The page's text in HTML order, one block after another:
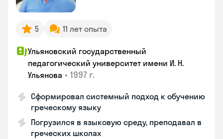
5 11 лет опыта
Ульяновский государственный
педагогический университет имени И. Н.
Ульянова • 1997 г.
Сформировал системный подход к обучению
греческому языку
Погрузился в языковую среду, преподавал в
греческих школах